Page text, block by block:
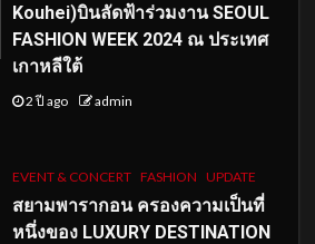
Kouhei)บินลัดฟ้าร่วมงาน SEOUL
FASHION WEEK 2024 ณ ประเทศ
เกาหลีใต้
2 ปี ago admin
EVENT & CONCERT FASHION UPDATE
สยามพารากอน ครองความเป็นที่
หนึ่งของ LUXURY DESTINATION